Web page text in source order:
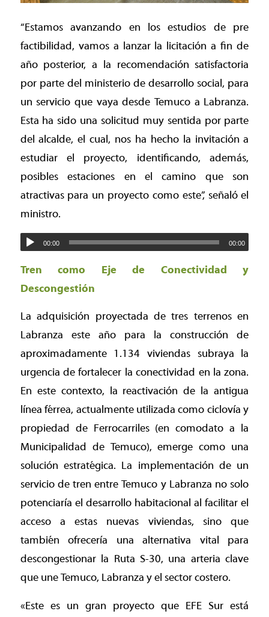
“Estamos avanzando en los estudios de pre
factibilidad, vamos a lanzar la licitación a fin de
año posterior, a la recomendación satisfactoria
por parte del ministerio de desarrollo social, para
un servicio que vaya desde Temuco a Labranza.
Esta ha sido una solicitud muy sentida por parte
del alcalde, el cual, nos ha hecho la invitación a
estudiar el proyecto, identificando, además,
posibles estaciones en el camino que son
atractivas para un proyecto como este”, señaló el
ministro.
00:00 00:00
Tren como Eje de Conectividad y
Descongestión
La adquisición proyectada de tres terrenos en
Labranza este año para la construcción de
aproximadamente 1.134 viviendas subraya la
urgencia de fortalecer la conectividad en la zona.
En este contexto, la reactivación de la antigua
línea férrea, actualmente utilizada como ciclovía y
propiedad de Ferrocarriles (en comodato a la
Municipalidad de Temuco), emerge como una
solución estratégica. La implementación de un
servicio de tren entre Temuco y Labranza no solo
potenciaría el desarrollo habitacional al facilitar el
acceso a estas nuevas viviendas, sino que
también ofrecería una alternativa vital para
descongestionar la Ruta S-30, una arteria clave
que une Temuco, Labranza y el sector costero.
«Este es un gran proyecto que EFE Sur está